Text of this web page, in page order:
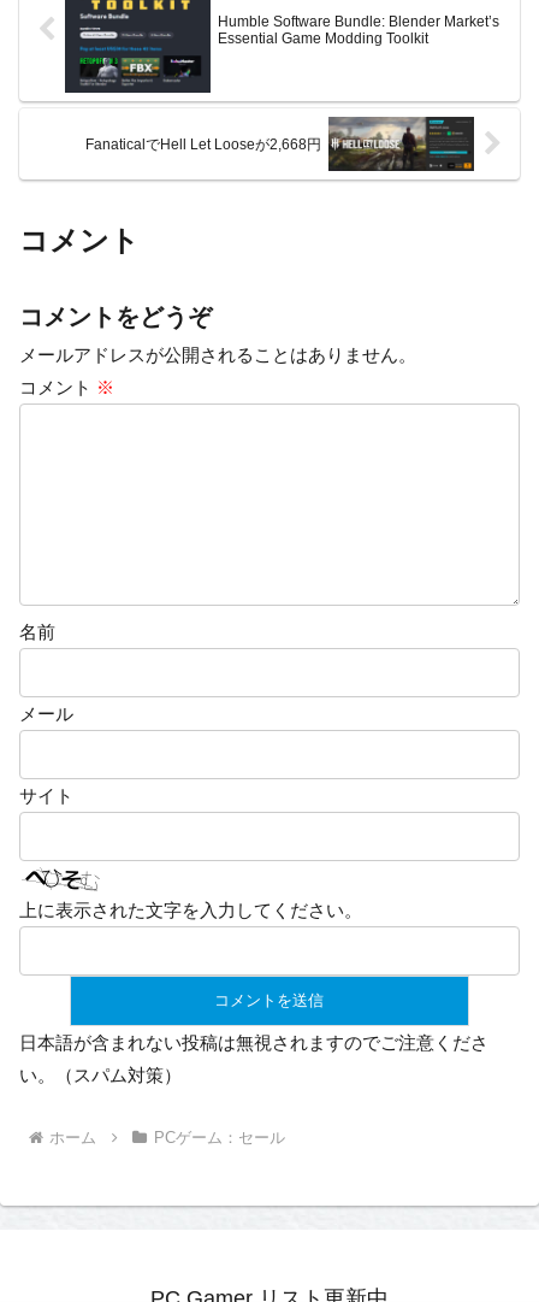
Humble Software Bundle: Blender Market’s
Essential Game Modding Toolkit
FanaticalでHell Let Looseが2,668円
コメント
コメントをどうぞ
メールアドレスが公開されることはありません。
コメント ※
名前
メール
サイト
上に表示された文字を入力してください。
日本語が含まれない投稿は無視されますのでご注意くださ
い。（スパム対策）
ホーム PCゲーム：セール